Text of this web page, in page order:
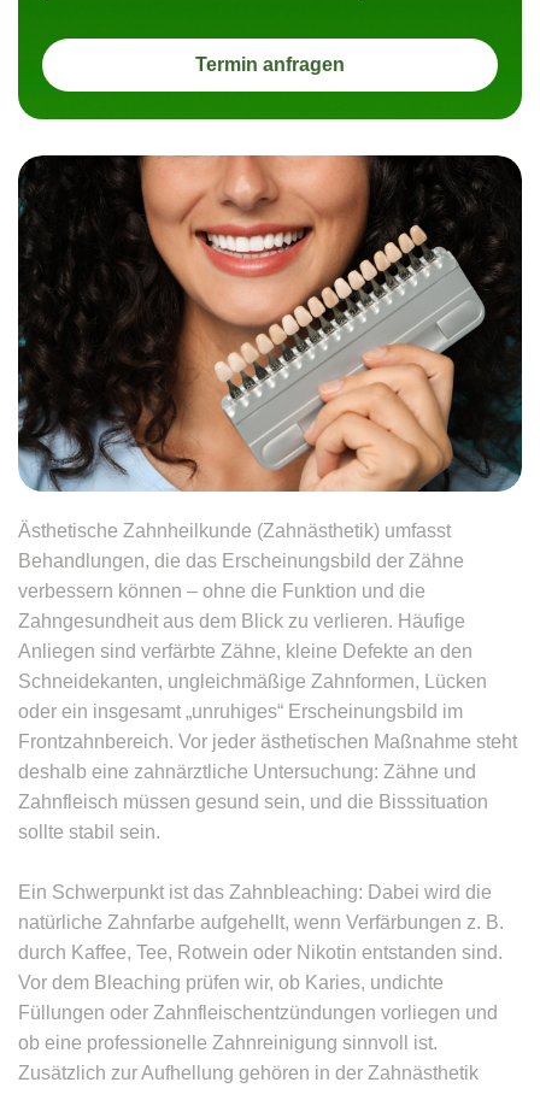
Termin anfragen
Ästhetische Zahnheilkunde (Zahnästhetik) umfasst
Behandlungen, die das Erscheinungsbild der Zähne
verbessern können – ohne die Funktion und die
Zahngesundheit aus dem Blick zu verlieren. Häufige
Anliegen sind verfärbte Zähne, kleine Defekte an den
Schneidekanten, ungleichmäßige Zahnformen, Lücken
oder ein insgesamt „unruhiges“ Erscheinungsbild im
Frontzahnbereich. Vor jeder ästhetischen Maßnahme steht
deshalb eine zahnärztliche Untersuchung: Zähne und
Zahnfleisch müssen gesund sein, und die Bisssituation
sollte stabil sein.
Ein Schwerpunkt ist das Zahnbleaching: Dabei wird die
natürliche Zahnfarbe aufgehellt, wenn Verfärbungen z. B.
durch Kaffee, Tee, Rotwein oder Nikotin entstanden sind.
Vor dem Bleaching prüfen wir, ob Karies, undichte
Füllungen oder Zahnfleischentzündungen vorliegen und
ob eine professionelle Zahnreinigung sinnvoll ist.
Zusätzlich zur Aufhellung gehören in der Zahnästhetik